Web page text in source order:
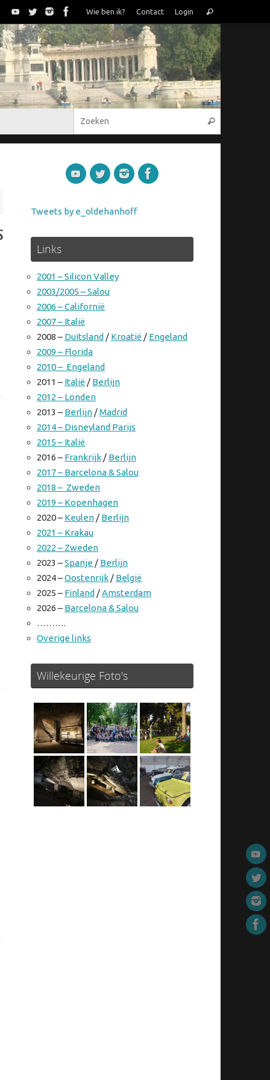
Wie ben ik? Contact Login
naar:
Zoeken
Zoeken
Tweets by e_oldehanhoff
Links
2001 – Silicon Valley
2003/2005 – Salou
2006 – Californië
2007 – Italië
2008 – Duitsland / Kroatië / Engeland
2009 – Florida
2010 – Engeland
2011 – Italië / Berlijn
2012 – Londen
2013 – Berlijn /Madrid
2014 – Disneyland Parijs
2015 – Italië
2016 – Frankrijk / Berlijn
2017 – Barcelona & Salou
2018 – Zweden
2019 – Kopenhagen
2020 – Keulen / Berlijn
2021 – Krakau
2022 – Zweden
2023 –Spanje / Berlijn
2024 –Oostenrijk / België
2025 – Finland /Amsterdam
2026 – Barcelona & Salou
……….
Overige links
Willekeurige Foto's